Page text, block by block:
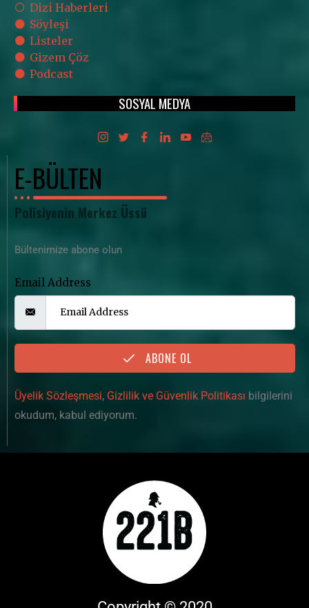
Dizi Haberleri
Söyleşi
Listeler
Gizem Çöz
Podcast
SOSYAL MEDYA
E-BÜLTEN
Polisiyenin Merkez Üssü
Bültenimize abone olun
Email Address
ABONE OL
Üyelik Sözleşmesi, Gizlilik ve Güvenlik Politikası bilgilerini
okudum, kabul ediyorum.